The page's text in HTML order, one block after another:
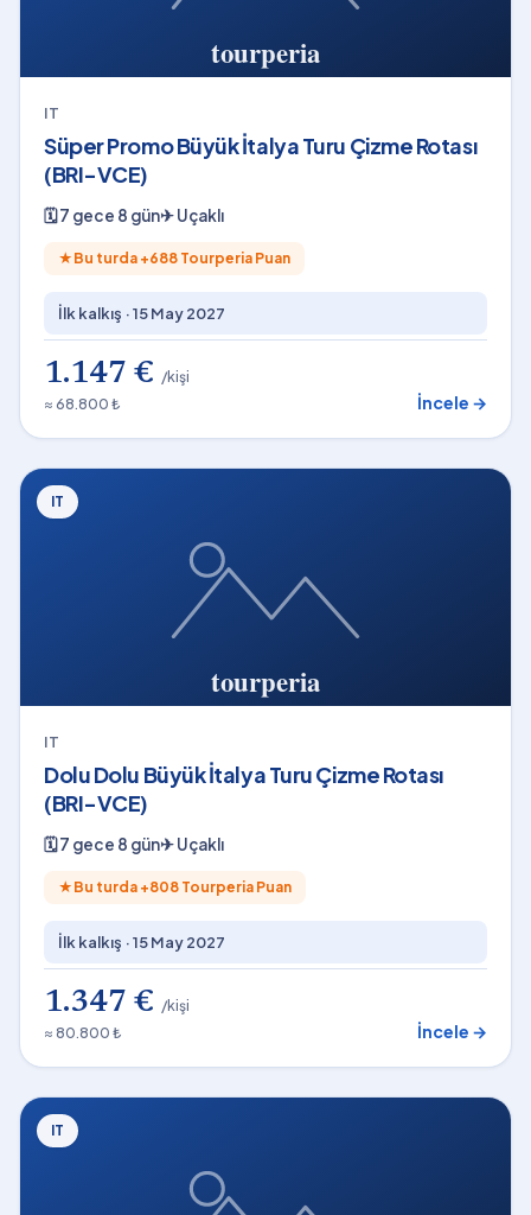
IT
Süper Promo Büyük İtalya Turu Çizme Rotası
(BRI-VCE)
🗓7 gece 8 gün✈Uçaklı
★ Bu turda +688 Tourperia Puan
İlk kalkış ·15 May 2027
1.147 € /kişi
≈ 68.800 ₺
İncele →
IT
IT
Dolu Dolu Büyük İtalya Turu Çizme Rotası
(BRI-VCE)
🗓7 gece 8 gün✈Uçaklı
★ Bu turda +808 Tourperia Puan
İlk kalkış ·15 May 2027
1.347 € /kişi
≈ 80.800 ₺
İncele →
IT